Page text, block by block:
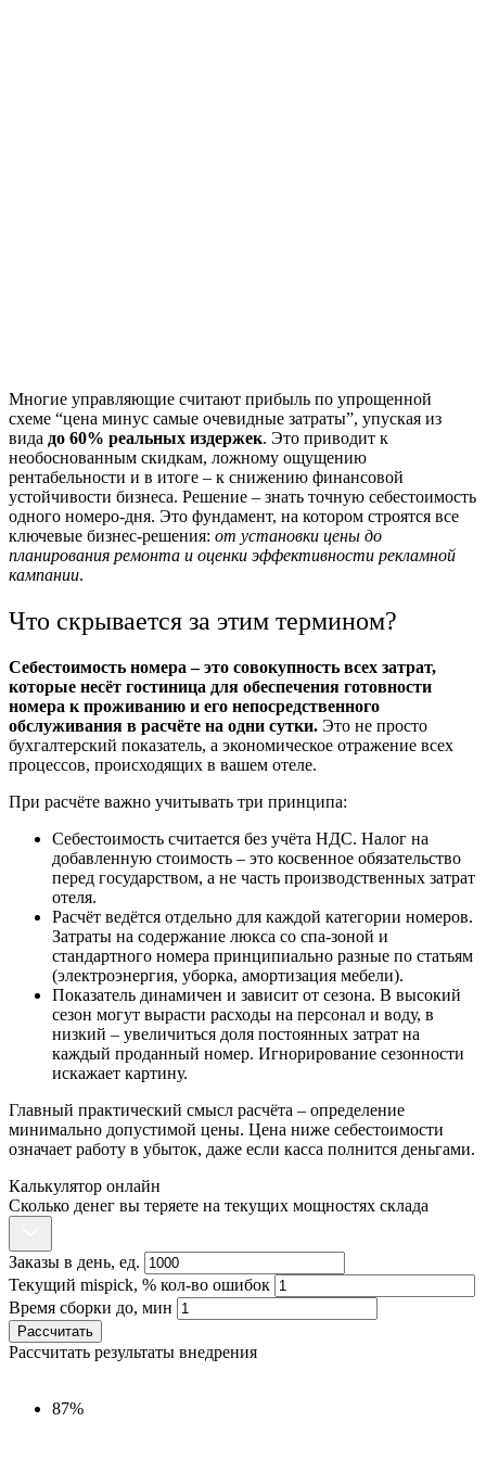
Многие управляющие считают прибыль по упрощенной
схеме “цена минус самые очевидные затраты”, упуская из
вида до 60% реальных издержек. Это приводит к
необоснованным скидкам, ложному ощущению
рентабельности и в итоге – к снижению финансовой
устойчивости бизнеса. Решение – знать точную себестоимость
одного номеро-дня. Это фундамент, на котором строятся все
ключевые бизнес-решения: от установки цены до
планирования ремонта и оценки эффективности рекламной
кампании.
Что скрывается за этим термином?
Себестоимость номера – это совокупность всех затрат,
которые несёт гостиница для обеспечения готовности
номера к проживанию и его непосредственного
обслуживания в расчёте на одни сутки. Это не просто
бухгалтерский показатель, а экономическое отражение всех
процессов, происходящих в вашем отеле.
При расчёте важно учитывать три принципа:
Себестоимость считается без учёта НДС. Налог на
добавленную стоимость – это косвенное обязательство
перед государством, а не часть производственных затрат
отеля.
Расчёт ведётся отдельно для каждой категории номеров.
Затраты на содержание люкса со спа-зоной и
стандартного номера принципиально разные по статьям
(электроэнергия, уборка, амортизация мебели).
Показатель динамичен и зависит от сезона. В высокий
сезон могут вырасти расходы на персонал и воду, в
низкий – увеличиться доля постоянных затрат на
каждый проданный номер. Игнорирование сезонности
искажает картину.
Главный практический смысл расчёта – определение
минимально допустимой цены. Цена ниже себестоимости
означает работу в убыток, даже если касса полнится деньгами.
Калькулятор онлайн
Сколько денег вы теряете на текущих мощностях склада
Заказы в день, ед.
Текущий mispick, % кол-во ошибок
Время сборки до, мин
Рассчитать
Рассчитать результаты внедрения
87%